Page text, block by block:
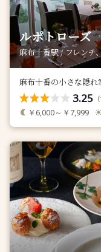
ルポトローズ
麻布十番駅 / フレンチ
麻布十番の小さな隠れ
3.25 （
￥6,000～￥7,999